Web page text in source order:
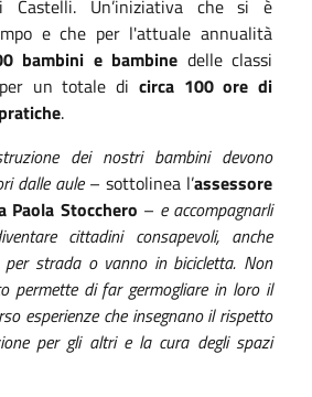
Castelli. Un’iniziativa che si è
e che per l'attuale annualità
bambini e bambine delle classi
un totale di circa 100 ore di
.
dei nostri bambini devono
dalle aule– sottolinea l’assessore
Paola Stocchero – e accompagnarli
cittadini consapevoli, anche
per strada o vanno in bicicletta. Non
permette di far germogliare in loro il
esperienze che insegnano il rispetto
per gli altri e la cura degli spazi